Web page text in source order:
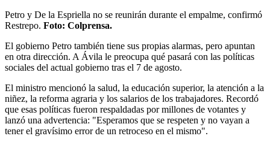
Petro y De la Espriella no se reunirán durante el empalme, confirmó
Restrepo. Foto: Colprensa.
El gobierno Petro también tiene sus propias alarmas, pero apuntan
en otra dirección. A Ávila le preocupa qué pasará con las políticas
sociales del actual gobierno tras el 7 de agosto.
El ministro mencionó la salud, la educación superior, la atención a la
niñez, la reforma agraria y los salarios de los trabajadores. Recordó
que esas políticas fueron respaldadas por millones de votantes y
lanzó una advertencia: "Esperamos que se respeten y no vayan a
tener el gravísimo error de un retroceso en el mismo".